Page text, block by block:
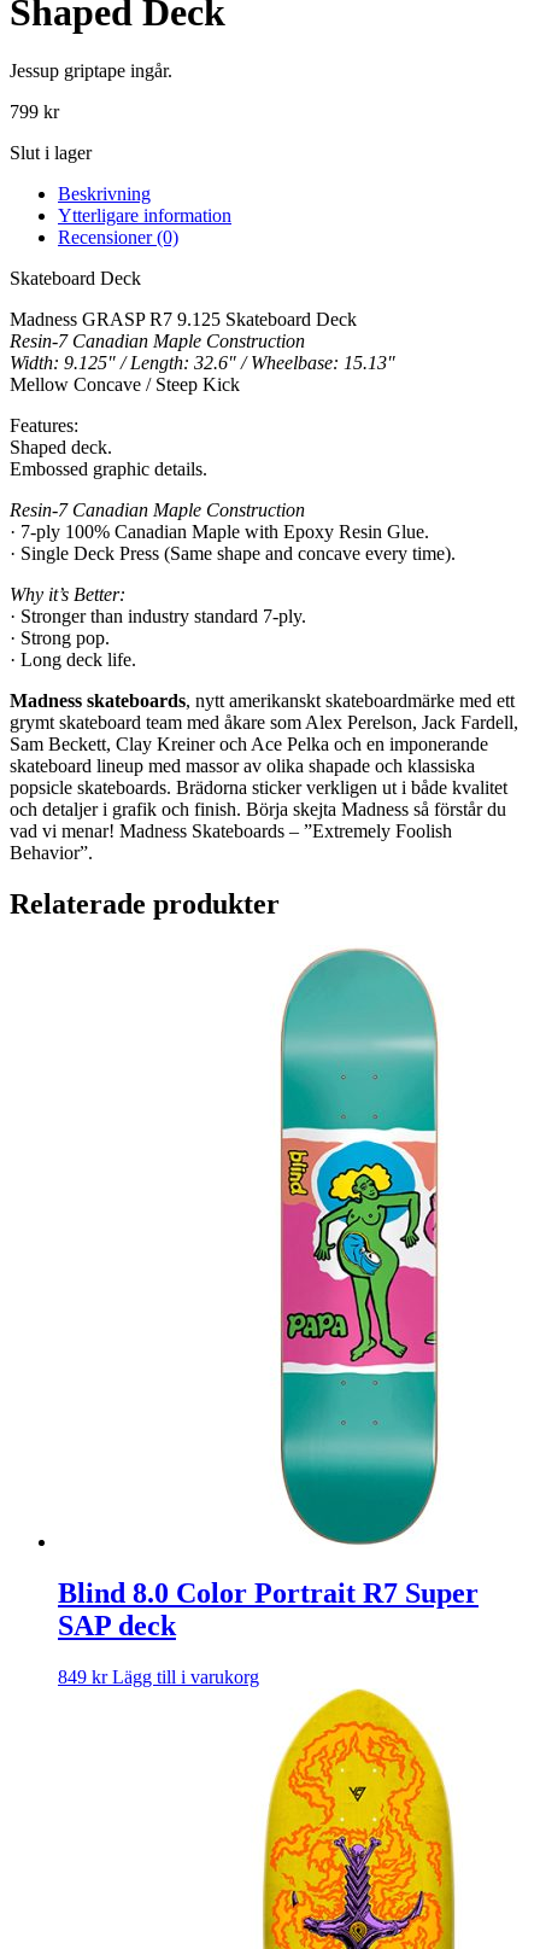
Shaped Deck
Jessup griptape ingår.
799 kr
Slut i lager
Beskrivning
Ytterligare information
Recensioner (0)
Skateboard Deck
Madness GRASP R7 9.125 Skateboard Deck
Resin-7 Canadian Maple Construction
Width: 9.125″ / Length: 32.6″ / Wheelbase: 15.13″
Mellow Concave / Steep Kick
Features:
Shaped deck.
Embossed graphic details.
Resin-7 Canadian Maple Construction
· 7-ply 100% Canadian Maple with Epoxy Resin Glue.
· Single Deck Press (Same shape and concave every time).
Why it’s Better:
· Stronger than industry standard 7-ply.
· Strong pop.
· Long deck life.
Madness skateboards, nytt amerikanskt skateboardmärke med ett
grymt skateboard team med åkare som Alex Perelson, Jack Fardell,
Sam Beckett, Clay Kreiner och Ace Pelka och en imponerande
skateboard lineup med massor av olika shapade och klassiska
popsicle skateboards. Brädorna sticker verkligen ut i både kvalitet
och detaljer i grafik och finish. Börja skejta Madness så förstår du
vad vi menar! Madness Skateboards – ”Extremely Foolish
Behavior”.
Relaterade produkter
Blind 8.0 Color Portrait R7 Super
SAP deck
849 kr Lägg till i varukorg